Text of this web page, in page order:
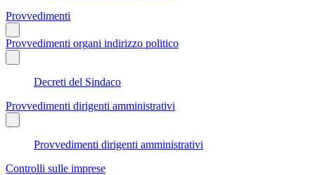
Provvedimenti
Provvedimenti organi indirizzo politico
Decreti del Sindaco
Provvedimenti dirigenti amministrativi
Provvedimenti dirigenti amministrativi
Controlli sulle imprese